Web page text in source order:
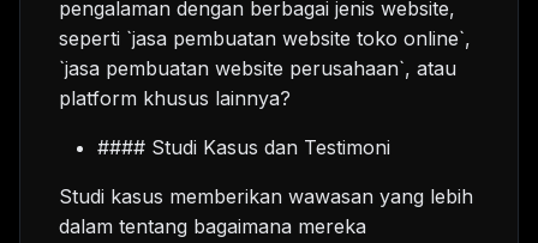
pengalaman dengan berbagai jenis website,
seperti `jasa pembuatan website toko online`,
`jasa pembuatan website perusahaan`, atau
platform khusus lainnya?
#### Studi Kasus dan Testimoni
Studi kasus memberikan wawasan yang lebih
dalam tentang bagaimana mereka